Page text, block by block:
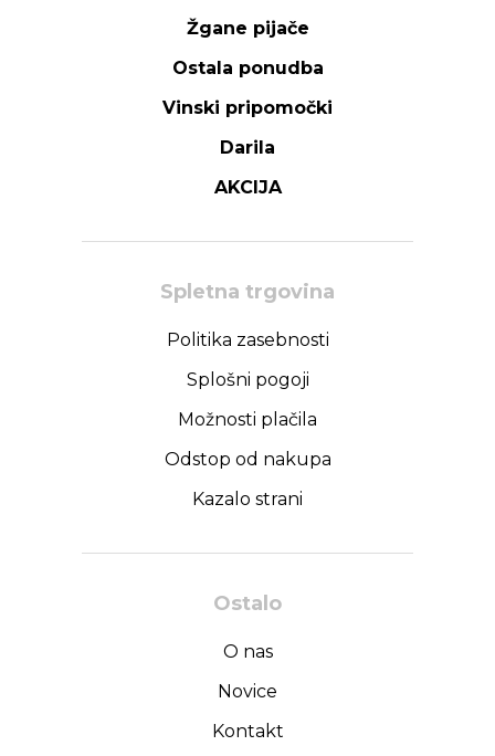
Žgane pijače
Ostala ponudba
Vinski pripomočki
Darila
AKCIJA
Spletna trgovina
Politika zasebnosti
Splošni pogoji
Možnosti plačila
Odstop od nakupa
Kazalo strani
Ostalo
O nas
Novice
Kontakt